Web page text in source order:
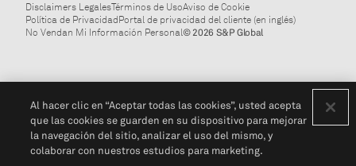
Disclaimers LegalesTérminos de UsoAviso de Cookie
Política de PrivacidadPortal de privacidad del cliente (en inglés)
No Vendan Mi Información Personal© 2026 S&P Global
Al hacer clic en “Aceptar todas las cookies”, usted acepta
que las cookies se guarden en su dispositivo para mejorar
la navegación del sitio, analizar el uso del mismo, y
colaborar con nuestros estudios para marketing.